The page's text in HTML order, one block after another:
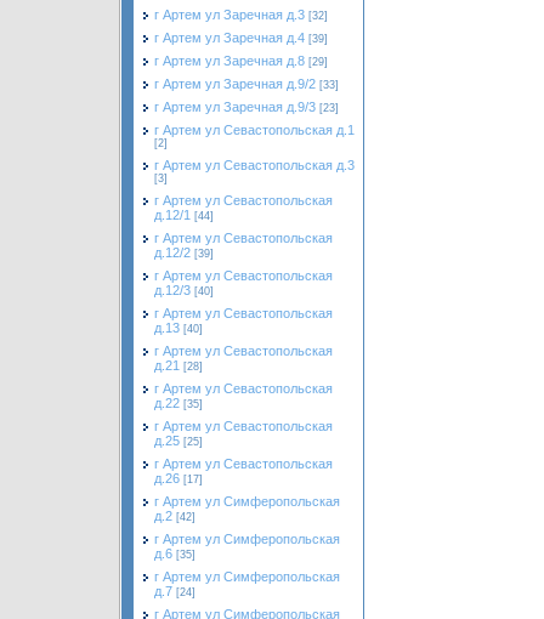
г Артем ул Заречная д.3 [32]
г Артем ул Заречная д.4 [39]
г Артем ул Заречная д.8 [29]
г Артем ул Заречная д.9/2 [33]
г Артем ул Заречная д.9/3 [23]
г Артем ул Севастопольская д.1
[2]
г Артем ул Севастопольская д.3
[3]
г Артем ул Севастопольская
д.12/1 [44]
г Артем ул Севастопольская
д.12/2 [39]
г Артем ул Севастопольская
д.12/3 [40]
г Артем ул Севастопольская
д.13 [40]
г Артем ул Севастопольская
д.21 [28]
г Артем ул Севастопольская
д.22 [35]
г Артем ул Севастопольская
д.25 [25]
г Артем ул Севастопольская
д.26 [17]
г Артем ул Симферопольская
д.2 [42]
г Артем ул Симферопольская
д.6 [35]
г Артем ул Симферопольская
д.7 [24]
г Артем ул Симферопольская